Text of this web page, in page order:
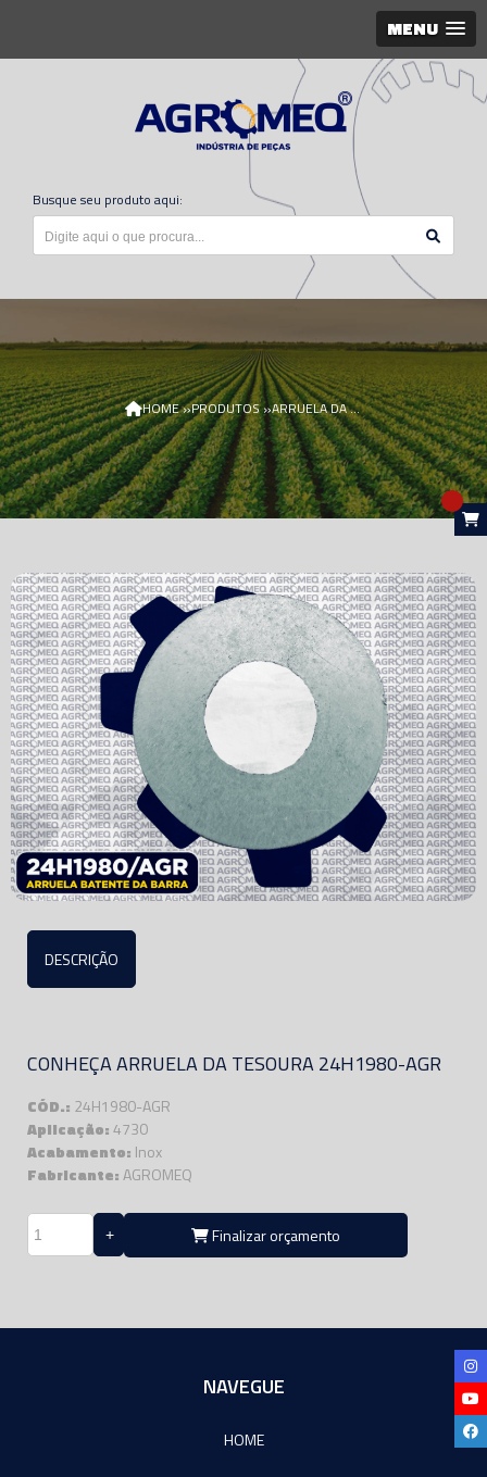
MENU
Busque seu produto aqui:
HOME»PRODUTOS» ARRUELA DA TESOURA 24H1980-AGR
DESCRIÇÃO
CONHEÇA ARRUELA DA TESOURA 24H1980-AGR
CÓD.: 24H1980-AGR
Aplicação:4730
Acabamento: Inox
Fabricante:AGROMEQ
Finalizar orçamento
NAVEGUE
HOME